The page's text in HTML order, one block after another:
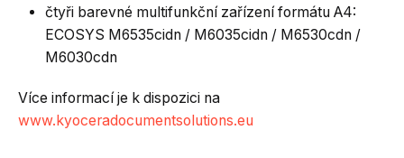
čtyři barevné multifunkční zařízení formátu A4:
ECOSYS M6535cidn / M6035cidn / M6530cdn /
M6030cdn
Více informací je k dispozici na
www.kyoceradocumentsolutions.eu